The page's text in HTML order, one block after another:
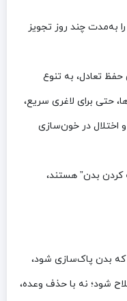
به‌مدت چند روز تجویز
حفظ تعادل، به تنوع
حتی برای لاغری سریع،
اختلال در خون‌سازی
کردن بدن” هستند،
که بدن پاک‌سازی شود،
شود؛ نه با حذف وعده،